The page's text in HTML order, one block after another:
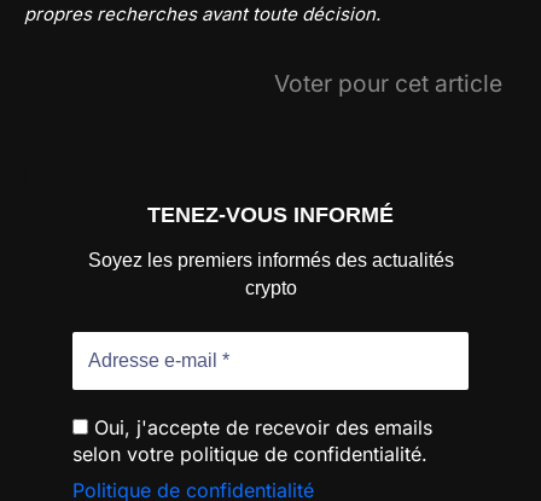
propres recherches avant toute décision.
Voter pour cet article
TENEZ-VOUS INFORMÉ
Soyez les premiers informés des actualités
crypto
Oui, j'accepte de recevoir des emails
selon votre politique de confidentialité.
Politique de confidentialité